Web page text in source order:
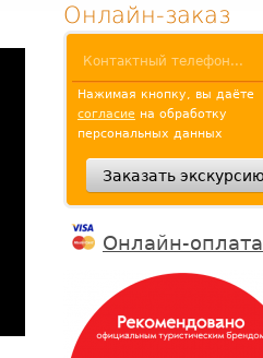
Онлайн-заказ
Нажимая кнопку, вы даёте
согласие на обработку
персональных данных
Онлайн-оплата